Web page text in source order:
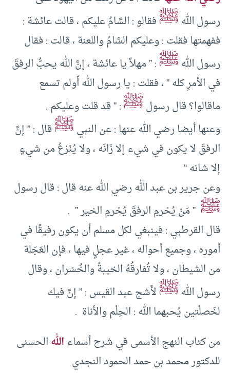
رسول اللهﷺفقالو : السَّامُ عليكم ، قالت عائشة :
ففهمتها فقلت : وعليكم السَّامُ واللعنة ، قالت : فقال
رسول اللهﷺ: ” مهلاً يا عائشة ، إنَّ الله يحبُّ الرفقَ
في الأمرِ كله ” ، فقلت : يا رسول الله أَولم تسمع
ماقالوا؟ قال رسولﷺ: ” قد قلت وعليكم .
وعنها أيضا رضي الله عنها : عن النبيﷺقال : ” إنَّ
الرفقَ لا يكون في شيء إلا زَانَه ، ولا يُنْزعُ من شيءٍ
إلا شانه “
وعن جرير بن عبد الله رضي الله عنه قال : قال رسول
ﷺ ” مَنْ يُحْرمِ الرفقَ يُحْرمِ الخير ” .
قال القرطبي : فينبغي لكل مسلم أن يكون رفيقًا في
أموره ، وجميع أحواله ، غير عجلٍ فيها ، فإن العَجَلة
من الشيطان ، ولا تُفارقُهُ الخيبةُ والخُسْران ، وقال
رسول اللهﷺلأَشج عبد القيس : ” إنَّ فيك
لخَصلْتين يُحبهما الله : الحِلْم والأناة .
من كتاب النهج الأسمى في شرح أسماءاللهالحسنى
للدكتور محمد بن حمد الحمود النجدي